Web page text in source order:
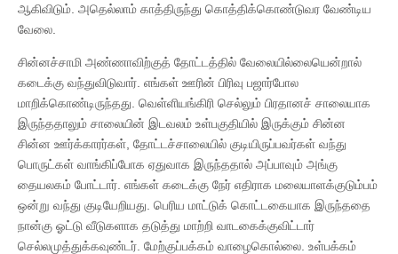
ஆகிவிடும். அதெல்லாம் காத்திருந்து கொத்திக்கொண்டுவர வேண்டிய
வேலை.
சின்னச்சாமி அண்ணாவிற்குத் தோட்டத்தில் வேலையில்லையென்றால்
கடைக்கு வந்துவிடுவார். எங்கள் ஊரின் பிரிவு பஜார்போல
மாறிக்கொண்டிருந்தது. வெள்ளியங்கிரி செல்லும் பிரதானச் சாலையாக
இருந்ததாலும் சாலையின் இடவலம் உள்பகுதியில் இருக்கும் சின்ன
சின்ன ஊர்க்காரர்கள், தோட்டச்சாலையில் குடியிருப்பவர்கள் வந்து
பொருட்கள் வாங்கிப்போக ஏதுவாக இருந்ததால் அப்பாவும் அங்கு
தையலகம் போட்டார். எங்கள் கடைக்கு நேர் எதிராக மலையாளக்குடும்பம்
ஒன்று வந்து குடியேறியது. பெரிய மாட்டுக் கொட்டகையாக இருந்ததை
நான்கு ஓட்டு வீடுகளாக தடுத்து மாற்றி வாடகைக்குவிட்டார்
செல்லமுத்துக்கவுண்டர். மேற்குப்பக்கம் வாழைகொல்லை. உள்பக்கம்